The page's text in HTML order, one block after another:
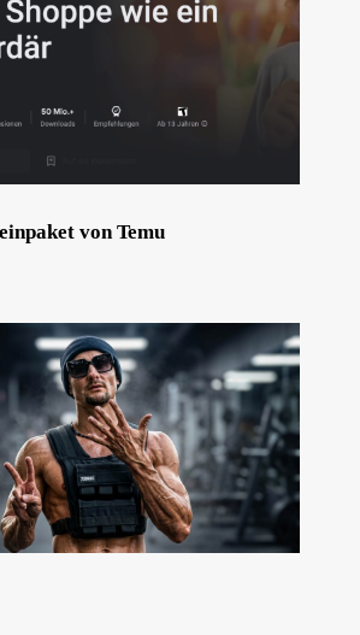
von Temu